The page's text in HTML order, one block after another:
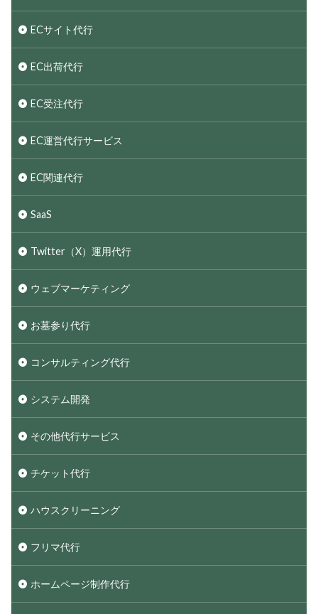
ECサイト代行
EC出荷代行
EC受注代行
EC運営代行サービス
EC関連代行
SaaS
Twitter（X）運用代行
ウェブマーケティング
お墓参り代行
コンサルティング代行
システム開発
その他代行サービス
チケット代行
ハウスクリーニング
フリマ代行
ホームページ制作代行